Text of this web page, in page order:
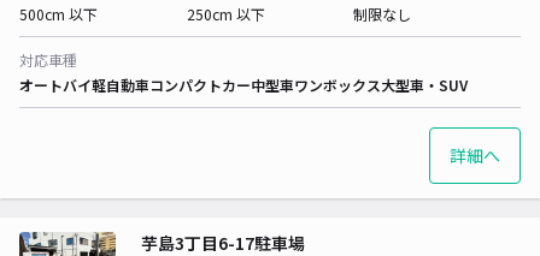
500cm 以下
250cm 以下
制限なし
対応車種
オートバイ軽自動車コンパクトカー中型車ワンボックス大型車・SUV
詳細へ
芋島3丁目6-17駐車場